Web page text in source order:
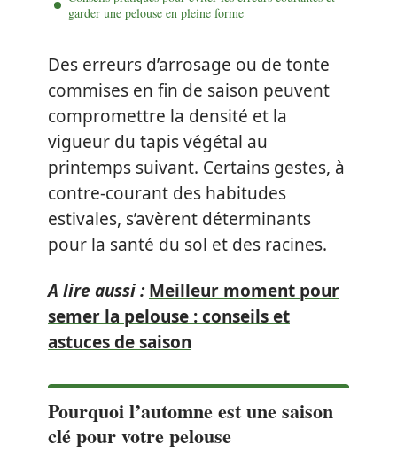
garder une pelouse en pleine forme
Des erreurs d’arrosage ou de tonte
commises en fin de saison peuvent
compromettre la densité et la
vigueur du tapis végétal au
printemps suivant. Certains gestes, à
contre-courant des habitudes
estivales, s’avèrent déterminants
pour la santé du sol et des racines.
A lire aussi : Meilleur moment pour
semer la pelouse : conseils et
astuces de saison
Pourquoi l’automne est une saison
clé pour votre pelouse